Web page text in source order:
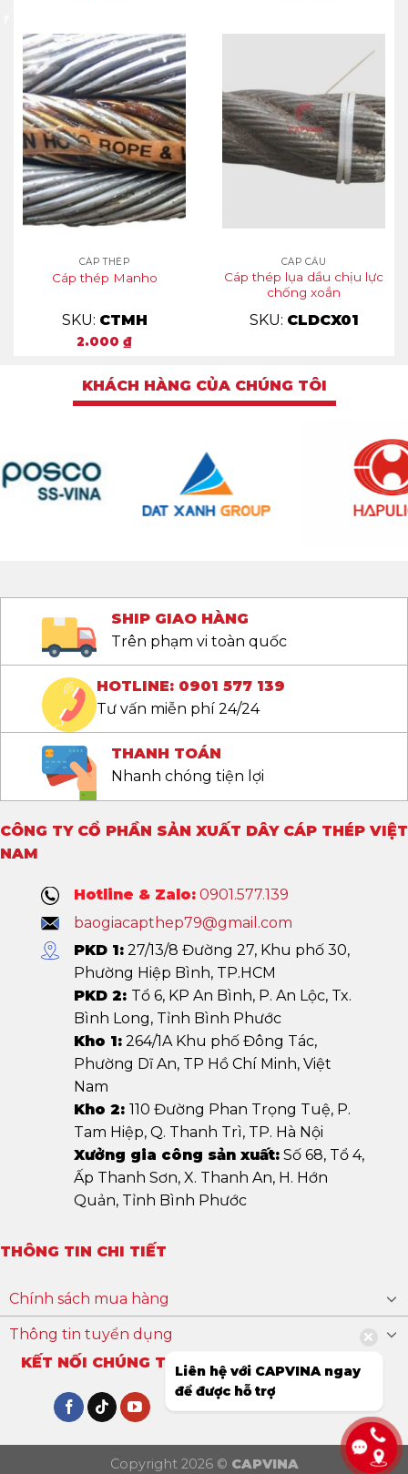
CÁP THÉP
Cáp thép Manho
SKU: CTMH
2.000 ₫
CÁP CẨU
Cáp thép lụa dầu chịu lực
chống xoắn
SKU: CLDCX01
KHÁCH HÀNG CỦA CHÚNG TÔI
SHIP GIAO HÀNG
Trên phạm vi toàn quốc
HOTLINE: 0901 577 139
Tư vấn miễn phí 24/24
THANH TOÁN
Nhanh chóng tiện lợi
CÔNG TY CỔ PHẦN SẢN XUẤT DÂY CÁP THÉP VIỆT
NAM
Hotline & Zalo: 0901.577.139
baogiacapthep79@gmail.com
PKD 1:27/13/8 Đường 27, Khu phố 30,
Phường Hiệp Bình, TP.HCM
PKD 2: Tổ 6, KP An Bình, P. An Lộc, Tx.
Bình Long, Tỉnh Bình Phước
Kho 1:264/1A Khu phố Đông Tác,
Phường Dĩ An, TP Hồ Chí Minh, Việt
Nam
Kho 2: 110 Đường Phan Trọng Tuệ, P.
Tam Hiệp, Q. Thanh Trì, TP. Hà Nội
Xưởng gia công sản xuất:Số 68, Tổ 4,
Ấp Thanh Sơn, X. Thanh An, H. Hớn
Quản, Tỉnh Bình Phước
THÔNG TIN CHI TIẾT
Chính sách mua hàng
Thông tin tuyển dụng
KẾT NỐI CHÚNG TÔI
Copyright 2026 © CAPVINA
Liên hệ với CAPVINA ngay
để được hỗ trợ